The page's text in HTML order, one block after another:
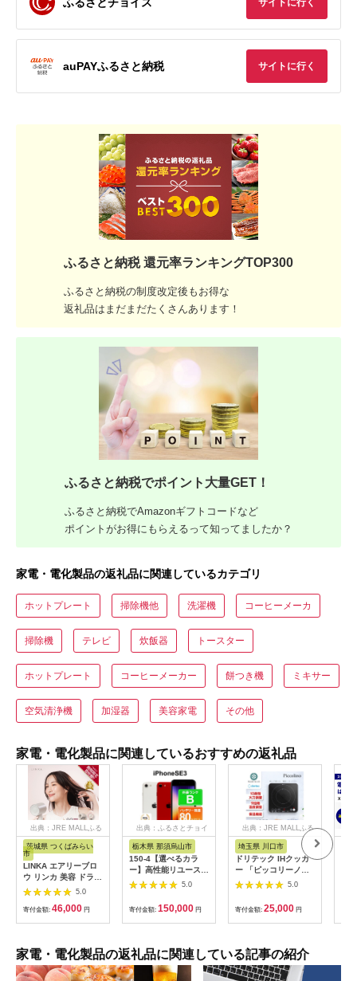
サイトに行く
auPAYふるさと納税 サイトに行く
ふるさと納税 還元率ランキングTOP300
ふるさと納税の制度改定後もお得な
返礼品はまだまだたくさんあります！
ふるさと納税でポイント大量GET！
ふるさと納税でAmazonギフトコードなど
ポイントがお得にもらえるって知ってましたか？
家電・電化製品の返礼品に関連しているカテゴリ
ホットプレート 掃除機他 洗濯機 コーヒーメーカ
掃除機 テレビ 炊飯器 トースター
ホットプレート コーヒーメーカー 餅つき機 ミキサー
空気清浄機 加湿器 美容家電 その他
家電・電化製品に関連しているおすすめの返礼品
出典：JRE MALLふる
さと納税
茨城県 つくばみらい
市
LINKA エアリーブロ
ウ リンカ 美容 ドライ
ヤー ヘアケア 髪 エス
テ ギフト ラッピング
贈呈品 プレゼント 母
の日 母の日準備 母の
5.0
寄付金額: 46,000 円
出典：ふるさとチョイ
栃木県 那須烏山市
150-4【選べるカラ
ー】高性能リユース
スマホ Apple
iPhoneSE 3 128GB
SIMロック解除済 本
体のみ ｜ 中古 再生品
本体 端末
5.0
寄付金額: 150,000 円
出典：JRE MALLふる
さと納税
埼玉県 川口市
ドリテック IHクッカ
ー 「ピッコリーノ」
ブラック DI-
217BK【1642626】
5.0
寄付金額: 25,000 円
家電・電化製品の返礼品に関連している記事の紹介